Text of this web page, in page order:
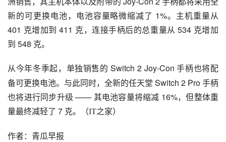
新的可更换电池，电池容量略微缩减了 1%。主机重量从
401 克增加到 411 克，连接手柄后的总重量从 534 克增加
到 548 克。
从今年冬季起，单独销售的 Switch 2 Joy-Con 手柄也将配
备可更换电池。与此同时，全新的任天堂 Switch 2 Pro 手柄
也将进行同步升级 —— 其电池容量将缩减 16%，但整体重
量最终减轻了 7 克。
（IT之家）
作者：青瓜早报